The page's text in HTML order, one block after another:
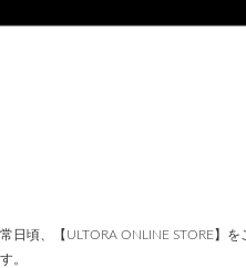
常日頃、【ULTORA ONLINE STORE】
す。